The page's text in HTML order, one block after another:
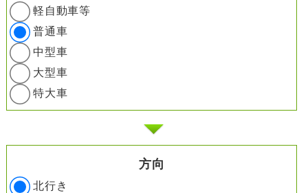
軽自動車等
普通車
中型車
大型車
特大車
方向
北行き